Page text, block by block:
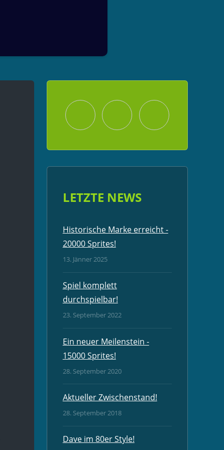
Facebook Email
LETZTE NEWS
Historische Marke erreicht -
20000 Sprites!
13. Jänner 2025
Spiel komplett
durchspielbar!
23. September 2022
Ein neuer Meilenstein -
15000 Sprites!
28. September 2020
Aktueller Zwischenstand!
28. September 2018
Dave im 80er Style!